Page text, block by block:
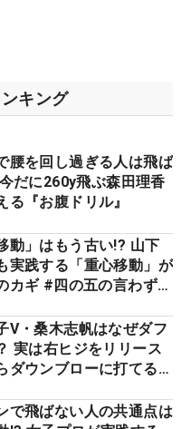
キング
腰を回し過ぎる人は飛ば
だに260y飛ぶ森田理香
る『お腹ドリル』
動」はもう古い!? 山下
実践する「重心移動」が
カギ #四の五の言わず振
V・桑木志帆はなぜダフ
実は右ヒジをリリース
ダウンブローに打てる #
で飛ばない人の共通点は